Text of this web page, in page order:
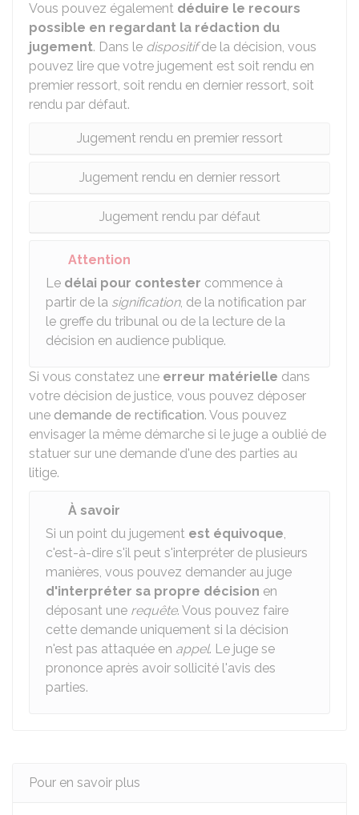
Vous pouvez également déduire le recours
possible en regardant la rédaction du
jugement. Dans le dispositifde la décision, vous
pouvez lire que votre jugement est soit rendu en
premier ressort, soit rendu en dernier ressort, soit
rendu par défaut.
Jugement rendu en premier ressort
Jugement rendu en dernier ressort
Jugement rendu par défaut
Attention
Le délai pour contester commence à
partir de la signification, de la notification par
le greffe du tribunal ou de la lecture de la
décision en audience publique.
Si vous constatez une erreur matérielle dans
votre décision de justice, vous pouvez déposer
une demande de rectification. Vous pouvez
envisager la même démarche si le juge a oublié de
statuer sur une demande d'une des parties au
litige.
À savoir
Si un point du jugement est équivoque,
c'est-à-dire s'il peut s'interpréter de plusieurs
manières, vous pouvez demander au juge
d'interpréter sa propre décision en
déposant une requête. Vous pouvez faire
cette demande uniquement si la décision
n'est pas attaquée en appel. Le juge se
prononce après avoir sollicité l'avis des
parties.
Pour en savoir plus